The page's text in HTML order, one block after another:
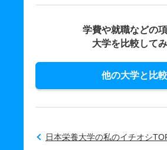
学費や就職などの項
大学を比較して
他の大学と比
日本栄養大学の私のイチオシ